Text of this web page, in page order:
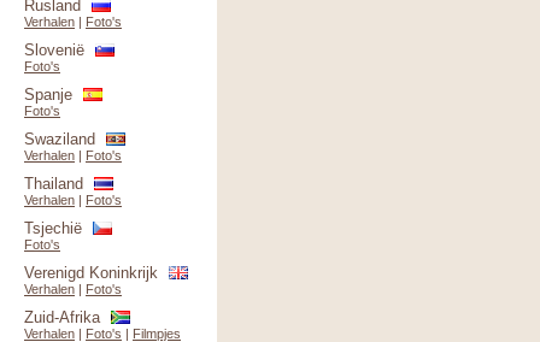
Rusland
Verhalen | Foto's
Slovenië
Foto's
Spanje
Foto's
Swaziland
Verhalen | Foto's
Thailand
Verhalen | Foto's
Tsjechië
Foto's
Verenigd Koninkrijk
Verhalen | Foto's
Zuid-Afrika
Verhalen | Foto's | Filmpjes